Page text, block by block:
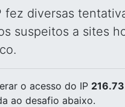
fez diversas
suspeitos a sites
o acesso do IP
ao desafio abaixo.